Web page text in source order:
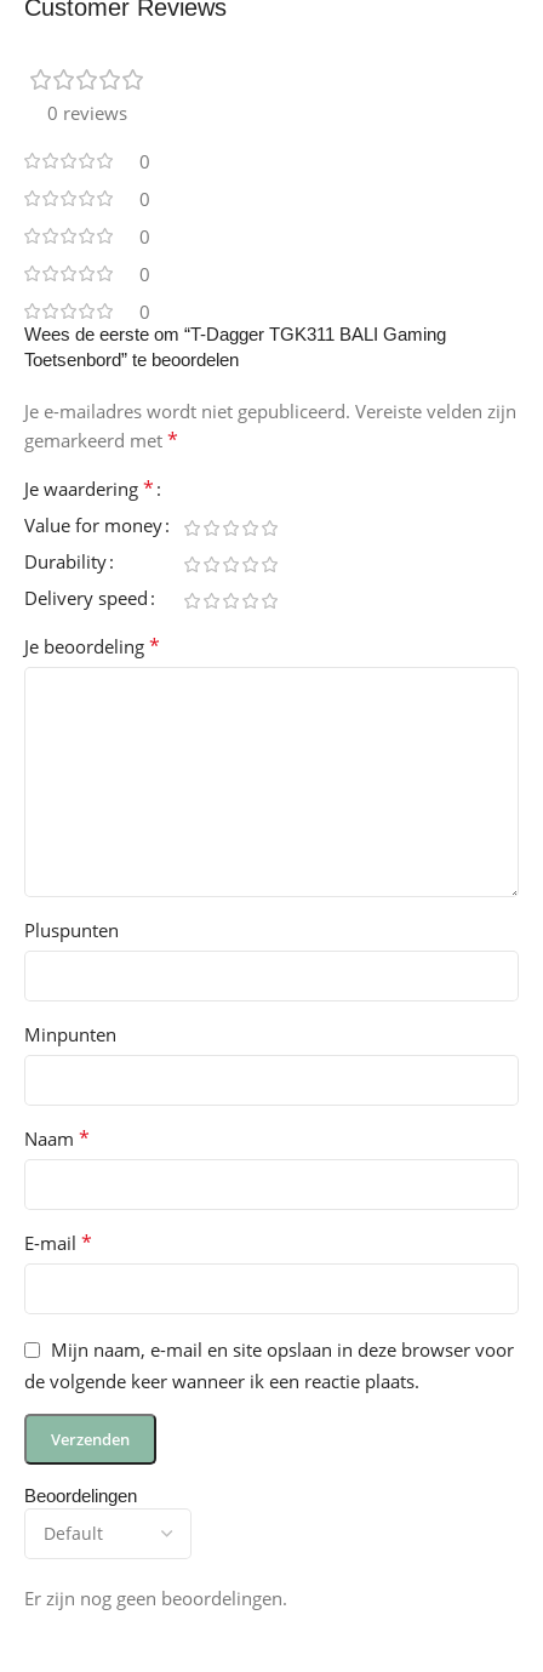
Customer Reviews
0 reviews
0
0
0
0
0
Beoordelingen
Er zijn nog geen beoordelingen.
Wees de eerste om “T-Dagger TGK311 BALI Gaming
Toetsenbord” te beoordelen
Je e-mailadres wordt niet gepubliceerd. Vereiste velden zijn
gemarkeerd met *
Je waardering *
Value for money
Durability
Delivery speed
Je beoordeling *
Pluspunten
Minpunten
Naam *
E-mail *
Mijn naam, e-mail en site opslaan in deze browser voor
de volgende keer wanneer ik een reactie plaats.